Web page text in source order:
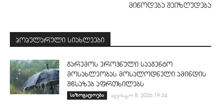
მიწოდება შეიზღუდება
პოპულარული სიახლეები
გარემოს ეროვნული სააგენტო
მოსახლეობას მოსალოდნელი ამინდის
შწსაზებ აფრთხილებს
საზოგადოება აგვისტო 8, 2026 19:34